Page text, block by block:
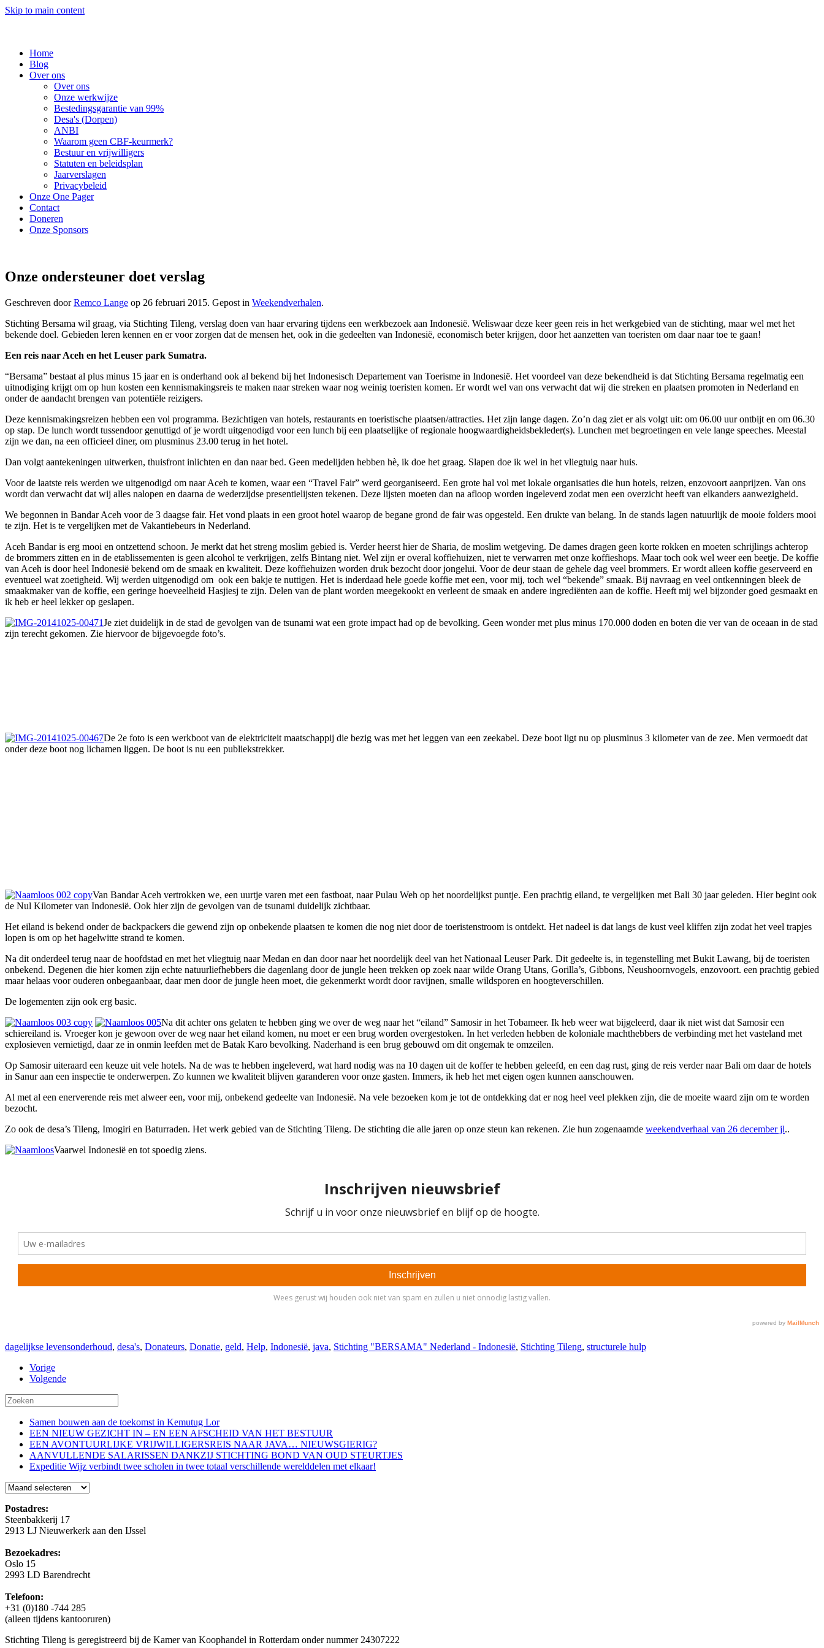
Skip to main content
Home
Blog
Over ons
Over ons
Onze werkwijze
Bestedingsgarantie van 99%
Desa's (Dorpen)
ANBI
Waarom geen CBF-keurmerk?
Bestuur en vrijwilligers
Statuten en beleidsplan
Jaarverslagen
Privacybeleid
Onze One Pager
Contact
Doneren
Onze Sponsors
Onze ondersteuner doet verslag
Geschreven doorRemco Lange op 26 februari 2015. Gepost in Weekendverhalen.
Stichting Bersama wil graag, via Stichting Tileng, verslag doen van haar ervaring tijdens een werkbezoek aan Indonesië. Weliswaar deze keer geen reis in het werkgebied van de stichting, maar wel met het
bekende doel. Gebieden leren kennen en er voor zorgen dat de mensen het, ook in die gedeelten van Indonesië, economisch beter krijgen, door het aanzetten van toeristen om daar naar toe te gaan!
Een reis naar Aceh en het Leuser park Sumatra.
“Bersama” bestaat al plus minus 15 jaar en is onderhand ook al bekend bij het Indonesisch Departement van Toerisme in Indonesië. Het voordeel van deze bekendheid is dat Stichting Bersama regelmatig een
uitnodiging krijgt om op hun kosten een kennismakingsreis te maken naar streken waar nog weinig toeristen komen. Er wordt wel van ons verwacht dat wij die streken en plaatsen promoten in Nederland en
onder de aandacht brengen van potentiële reizigers.
Deze kennismakingsreizen hebben een vol programma. Bezichtigen van hotels, restaurants en toeristische plaatsen/attracties. Het zijn lange dagen. Zo’n dag ziet er als volgt uit: om 06.00 uur ontbijt en om 06.30
op stap. De lunch wordt tussendoor genuttigd of je wordt uitgenodigd voor een lunch bij een plaatselijke of regionale hoogwaardigheidsbekleder(s). Lunchen met begroetingen en vele lange speeches. Meestal
zijn we dan, na een officieel diner, om plusminus 23.00 terug in het hotel.
Dan volgt aantekeningen uitwerken, thuisfront inlichten en dan naar bed. Geen medelijden hebben hè, ik doe het graag. Slapen doe ik wel in het vliegtuig naar huis.
Voor de laatste reis werden we uitgenodigd om naar Aceh te komen, waar een “Travel Fair” werd georganiseerd. Een grote hal vol met lokale organisaties die hun hotels, reizen, enzovoort aanprijzen. Van ons
wordt dan verwacht dat wij alles nalopen en daarna de wederzijdse presentielijsten tekenen. Deze lijsten moeten dan na afloop worden ingeleverd zodat men een overzicht heeft van elkanders aanwezigheid.
We begonnen in Bandar Aceh voor de 3 daagse fair. Het vond plaats in een groot hotel waarop de begane grond de fair was opgesteld. Een drukte van belang. In de stands lagen natuurlijk de mooie folders mooi
te zijn. Het is te vergelijken met de Vakantiebeurs in Nederland.
Aceh Bandar is erg mooi en ontzettend schoon. Je merkt dat het streng moslim gebied is. Verder heerst hier de Sharia, de moslim wetgeving. De dames dragen geen korte rokken en moeten schrijlings achterop
de brommers zitten en in de etablissementen is geen alcohol te verkrijgen, zelfs Bintang niet. Wel zijn er overal koffiehuizen, niet te verwarren met onze koffieshops. Maar toch ook wel weer een beetje. De koffie
van Aceh is door heel Indonesië bekend om de smaak en kwaliteit. Deze koffiehuizen worden druk bezocht door jongelui. Voor de deur staan de gehele dag veel brommers. Er wordt alleen koffie geserveerd en
eventueel wat zoetigheid. Wij werden uitgenodigd om ook een bakje te nuttigen. Het is inderdaad hele goede koffie met een, voor mij, toch wel “bekende” smaak. Bij navraag en veel ontkenningen bleek de
smaakmaker van de koffie, een geringe hoeveelheid Hasjiesj te zijn. Delen van de plant worden meegekookt en verleent de smaak en andere ingrediënten aan de koffie. Heeft mij wel bijzonder goed gesmaakt en
ik heb er heel lekker op geslapen.
Je ziet duidelijk in de stad de gevolgen van de tsunami wat een grote impact had op de bevolking. Geen wonder met plus minus 170.000 doden en boten die ver van de oceaan in de stad
zijn terecht gekomen. Zie hiervoor de bijgevoegde foto’s.
De 2e foto is een werkboot van de elektriciteit maatschappij die bezig was met het leggen van een zeekabel. Deze boot ligt nu op plusminus 3 kilometer van de zee. Men vermoedt dat
onder deze boot nog lichamen liggen. De boot is nu een publiekstrekker.
Van Bandar Aceh vertrokken we, een uurtje varen met een fastboat, naar Pulau Weh op het noordelijkst puntje. Een prachtig eiland, te vergelijken met Bali 30 jaar geleden. Hier begint ook
de Nul Kilometer van Indonesië. Ook hier zijn de gevolgen van de tsunami duidelijk zichtbaar.
Het eiland is bekend onder de backpackers die gewend zijn op onbekende plaatsen te komen die nog niet door de toeristenstroom is ontdekt. Het nadeel is dat langs de kust veel kliffen zijn zodat het veel trapjes
lopen is om op het hagelwitte strand te komen.
Na dit onderdeel terug naar de hoofdstad en met het vliegtuig naar Medan en dan door naar het noordelijk deel van het Nationaal Leuser Park. Dit gedeelte is, in tegenstelling met Bukit Lawang, bij de toeristen
onbekend. Degenen die hier komen zijn echte natuurliefhebbers die dagenlang door de jungle heen trekken op zoek naar wilde Orang Utans, Gorilla’s, Gibbons, Neushoornvogels, enzovoort. een prachtig gebied
maar helaas voor ouderen onbegaanbaar, daar men door de jungle heen moet, die gekenmerkt wordt door ravijnen, smalle wildsporen en hoogteverschillen.
De logementen zijn ook erg basic.
Na dit achter ons gelaten te hebben ging we over de weg naar het “eiland” Samosir in het Tobameer. Ik heb weer wat bijgeleerd, daar ik niet wist dat Samosir een
schiereiland is. Vroeger kon je gewoon over de weg naar het eiland komen, nu moet er een brug worden overgestoken. In het verleden hebben de koloniale machthebbers de verbinding met het vasteland met
explosieven vernietigd, daar ze in onmin leefden met de Batak Karo bevolking. Naderhand is een brug gebouwd om dit ongemak te omzeilen.
Op Samosir uiteraard een keuze uit vele hotels. Na de was te hebben ingeleverd, wat hard nodig was na 10 dagen uit de koffer te hebben geleefd, en een dag rust, ging de reis verder naar Bali om daar de hotels
in Sanur aan een inspectie te onderwerpen. Zo kunnen we kwaliteit blijven garanderen voor onze gasten. Immers, ik heb het met eigen ogen kunnen aanschouwen.
Al met al een enerverende reis met alweer een, voor mij, onbekend gedeelte van Indonesië. Na vele bezoeken kom je tot de ontdekking dat er nog heel veel plekken zijn, die de moeite waard zijn om te worden
bezocht.
Zo ook de desa’s Tileng, Imogiri en Baturraden. Het werk gebied van de Stichting Tileng. De stichting die alle jaren op onze steun kan rekenen. Zie hun zogenaamde weekendverhaal van 26 december jl..
Vaarwel Indonesië en tot spoedig ziens.
dagelijkse levensonderhoud, desa's, Donateurs, Donatie, geld, Help, Indonesië, java, Stichting "BERSAMA" Nederland - Indonesië, Stichting Tileng, structurele hulp
Vorige
Volgende
Samen bouwen aan de toekomst in Kemutug Lor
EEN NIEUW GEZICHT IN – EN EEN AFSCHEID VAN HET BESTUUR
EEN AVONTUURLIJKE VRIJWILLIGERSREIS NAAR JAVA… NIEUWSGIERIG?
AANVULLENDE SALARISSEN DANKZIJ STICHTING BOND VAN OUD STEURTJES
Expeditie Wijz verbindt twee scholen in twee totaal verschillende werelddelen met elkaar!
Blog
Postadres:
Steenbakkerij 17
2913 LJ Nieuwerkerk aan den IJssel
Bezoekadres:
Oslo 15
2993 LD Barendrecht
Telefoon:
+31 (0)180 -744 285
(alleen tijdens kantooruren)
Stichting Tileng is geregistreerd bij de Kamer van Koophandel in Rotterdam onder nummer 24307222